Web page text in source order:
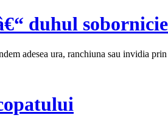
duhul
adesea ura, ranchiuna sau invidia